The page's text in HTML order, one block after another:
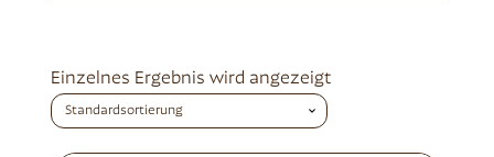
Einzelnes Ergebnis wird angezeigt